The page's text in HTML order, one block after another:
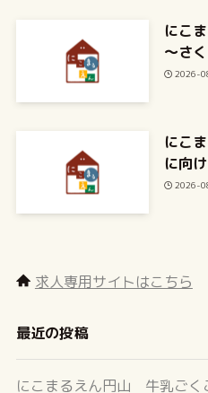
にこ
～さ
2026-
にこ
に向
2026-
求人専用サイトはこちら
最近の投稿
にこまるえん円山 牛乳ごく